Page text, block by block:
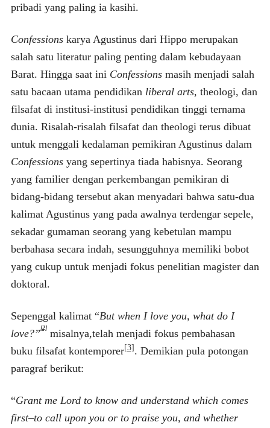
pribadi yang paling ia kasihi.
Confessions karya Agustinus dari Hippo merupakan
salah satu literatur paling penting dalam kebudayaan
Barat. Hingga saat ini Confessions masih menjadi salah
satu bacaan utama pendidikan liberal arts, theologi, dan
filsafat di institusi-institusi pendidikan tinggi ternama
dunia. Risalah-risalah filsafat dan theologi terus dibuat
untuk menggali kedalaman pemikiran Agustinus dalam
Confessionsyang sepertinya tiada habisnya. Seorang
yang familier dengan perkembangan pemikiran di
bidang-bidang tersebut akan menyadari bahwa satu-dua
kalimat Agustinus yang pada awalnya terdengar sepele,
sekadar gumaman seorang yang kebetulan mampu
berbahasa secara indah, sesungguhnya memiliki bobot
yang cukup untuk menjadi fokus penelitian magister dan
doktoral.
Sepenggal kalimat “But when I love you, what do I
love?”[2]misalnya,telah menjadi fokus pembahasan
buku filsafat kontemporer[3] . Demikian pula potongan
paragraf berikut:
“Grant me Lord to know and understand which comes
first–to call upon you or to praise you, and whether